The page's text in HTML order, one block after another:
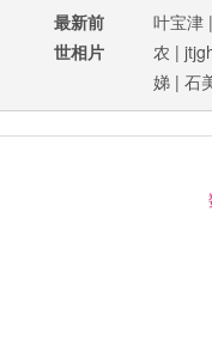
最新前
世相片
叶宝津
农 |
娣 | 石